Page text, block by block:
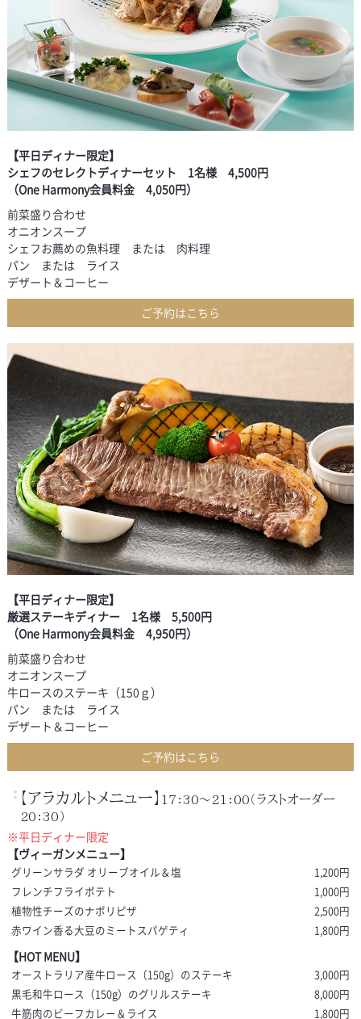
【平日ディナー限定】
シェフのセレクトディナーセット 1名様 4,500円
（One Harmony会員料金 4,050円）
前菜盛り合わせ
オニオンスープ
シェフお薦めの魚料理 または 肉料理
パン または ライス
デザート＆コーヒー
ご予約はこちら
【平日ディナー限定】
厳選ステーキディナー 1名様 5,500円
（One Harmony会員料金 4,950円）
前菜盛り合わせ
オニオンスープ
牛ロースのステーキ（150ｇ）
パン または ライス
デザート＆コーヒー
ご予約はこちら
【アラカルトメニュー】 17：30～21：00（ラストオーダー
20：30）
※平日ディナー限定
【ヴィーガンメニュー】
グリーンサラダ オリーブオイル＆塩
1,200円
フレンチフライポテト
1,000円
植物性チーズのナポリピザ
2,500円
赤ワイン香る大豆のミートスパゲティ
1,800円
【HOT MENU】
オーストラリア産牛ロース（150g）のステーキ
3,000円
黒毛和牛ロース（150g）のグリルステーキ
8,000円
牛筋肉のビーフカレー＆ライス
1,800円